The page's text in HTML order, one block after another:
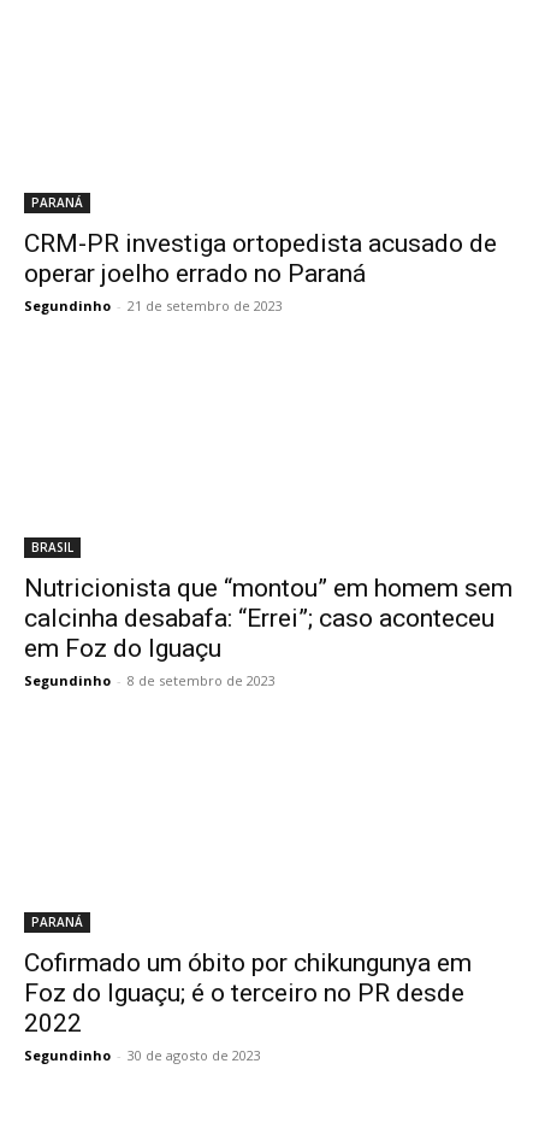
PARANÁ
CRM-PR investiga ortopedista acusado de
operar joelho errado no Paraná
Segundinho - 21 de setembro de 2023
BRASIL
Nutricionista que “montou” em homem sem
calcinha desabafa: “Errei”; caso aconteceu
em Foz do Iguaçu
Segundinho - 8 de setembro de 2023
PARANÁ
Cofirmado um óbito por chikungunya em
Foz do Iguaçu; é o terceiro no PR desde
2022
Segundinho - 30 de agosto de 2023